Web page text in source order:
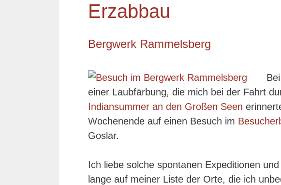
Erzabbau
Bergwerk Rammelsberg
einer Laubfärbung, die mich bei der Fahrt
Indiansummer an den Großen Seen
Wochenende auf einen Besuch im
Goslar.
Ich liebe solche spontanen Expeditionen
lange auf meiner Liste der Orte, die ich